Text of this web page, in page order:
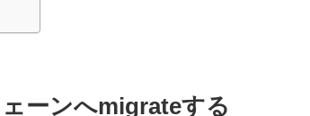
ーンへmigrateする